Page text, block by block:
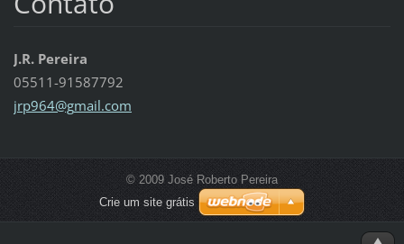
J.R. Pereira
05511-91587792
jrp964@gmail.com
© 2009 José Roberto Pereira
Crie um site grátis